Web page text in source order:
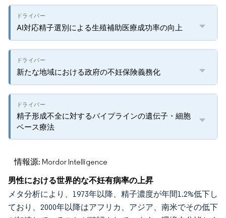
AI対応精子選別による生殖補助医療成功率の向上
新たな地域における政府の不妊保険義務化
精子形成不全に対するパイプラインの遺伝子・細胞
ベース療法
情報源: Mordor Intelligence
男性における世界的な不妊有病率の上昇
メタ分析により、1973年以降、精子濃度が年間1.2%低下し
ており、2000年以降はアフリカ、アジア、南米でその低下